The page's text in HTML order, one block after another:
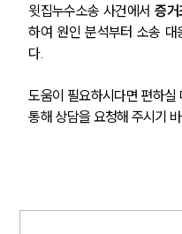
윗집누수소송 사건에서 증거
하여 원인 분석부터 소송 대
다.
도움이 필요하시다면 편하실
통해 상담을 요청해 주시기